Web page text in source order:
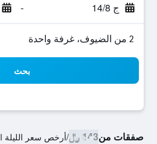
ج 14/8 -
2 من الضيوف، غرفة واحدة
بحث
صفقات من143 ﷼ /أرخص سعر الليلة